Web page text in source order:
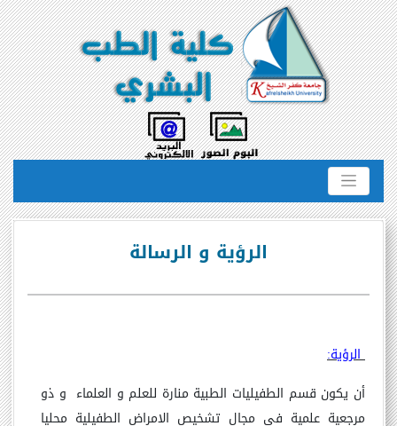
الرؤية و الرسالة
الرؤية:
أن يكون قسم الطفيليات الطبية منارة للعلم و العلماء و ذو
مرجعية علمية في مجال تشخيص الامراض الطفيلية محليا